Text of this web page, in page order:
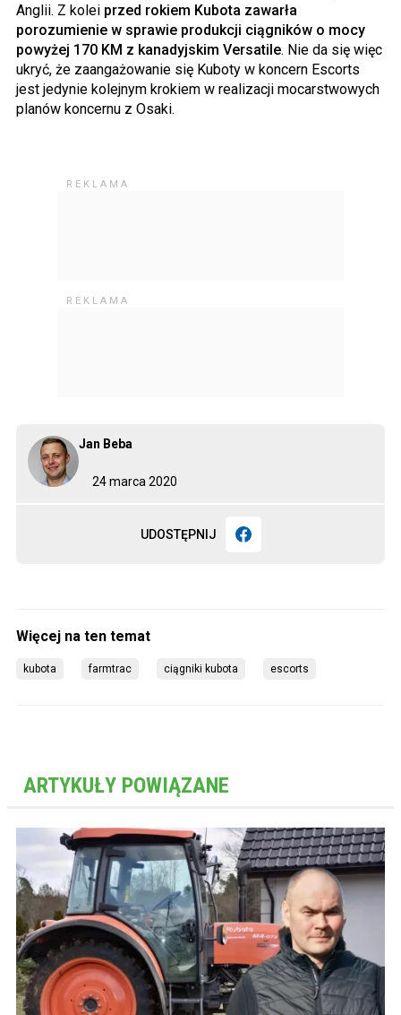
24 marca 2020
Jan Beba
UDOSTĘPNIJ
Anglii. Z kolei przed rokiem Kubota zawarła
porozumienie w sprawie produkcji ciągników o mocy
powyżej 170 KM z kanadyjskim Versatile. Nie da się więc
ukryć, że zaangażowanie się Kuboty w koncern Escorts
jest jedynie kolejnym krokiem w realizacji mocarstwowych
planów koncernu z Osaki.
kubota farmtrac ciągniki kubota escorts
ARTYKUŁY POWIĄZANE